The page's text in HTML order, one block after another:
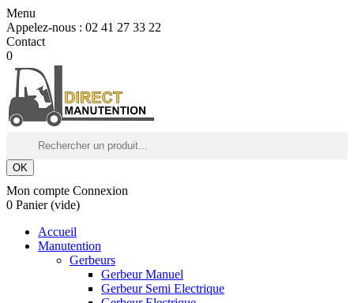
Menu
Appelez-nous : 02 41 27 33 22
Contact
0
OK
Mon compte Connexion
0 Panier (vide)
Accueil
Manutention
Gerbeurs
Gerbeur Manuel
Gerbeur Semi Electrique